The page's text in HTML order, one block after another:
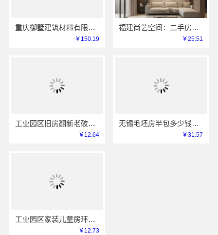
重庆御墅建筑材料有限公司：本地装配式别墅建造零增项
￥150.19
福建尚艺空间：二手房家庭装修口碑优选整体落地
￥25.51
工业园区旧房翻新老破小拎包入住兔哥哥智装快速交付
￥12.64
无锡毛坯房半包多少钱无锡亿莱居装饰工程材料有限公司
￥31.57
工业园区家装儿童房环保兔哥哥智装用材严选
￥12.73